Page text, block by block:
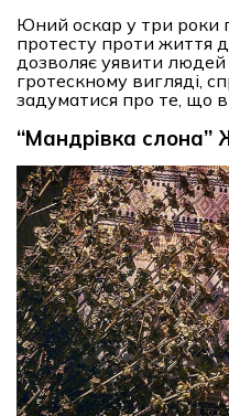
Юний оскар у три роки
протесту проти життя
дозволяє уявити
гротескному вигляді,
задуматися про те, що
“Мандрівка